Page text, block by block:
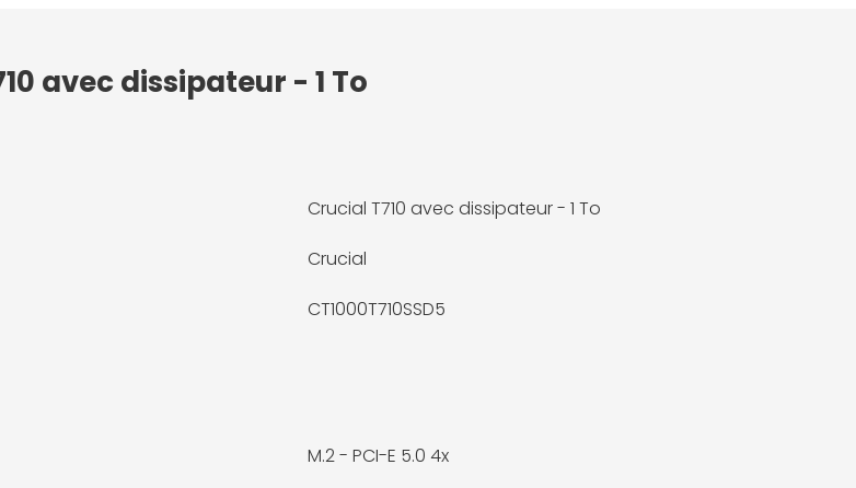
avec dissipateur - 1 To
Crucial T710 avec dissipateur - 1 To
Crucial
CT1000T710SSD5
M.2 - PCI-E 5.0 4x